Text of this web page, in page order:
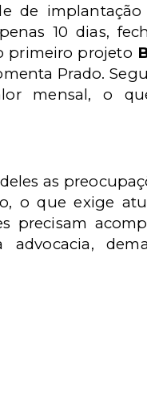
de
10 dias,
primeiro projeto
Prado.
mensal, o
as
o que exige
precisam